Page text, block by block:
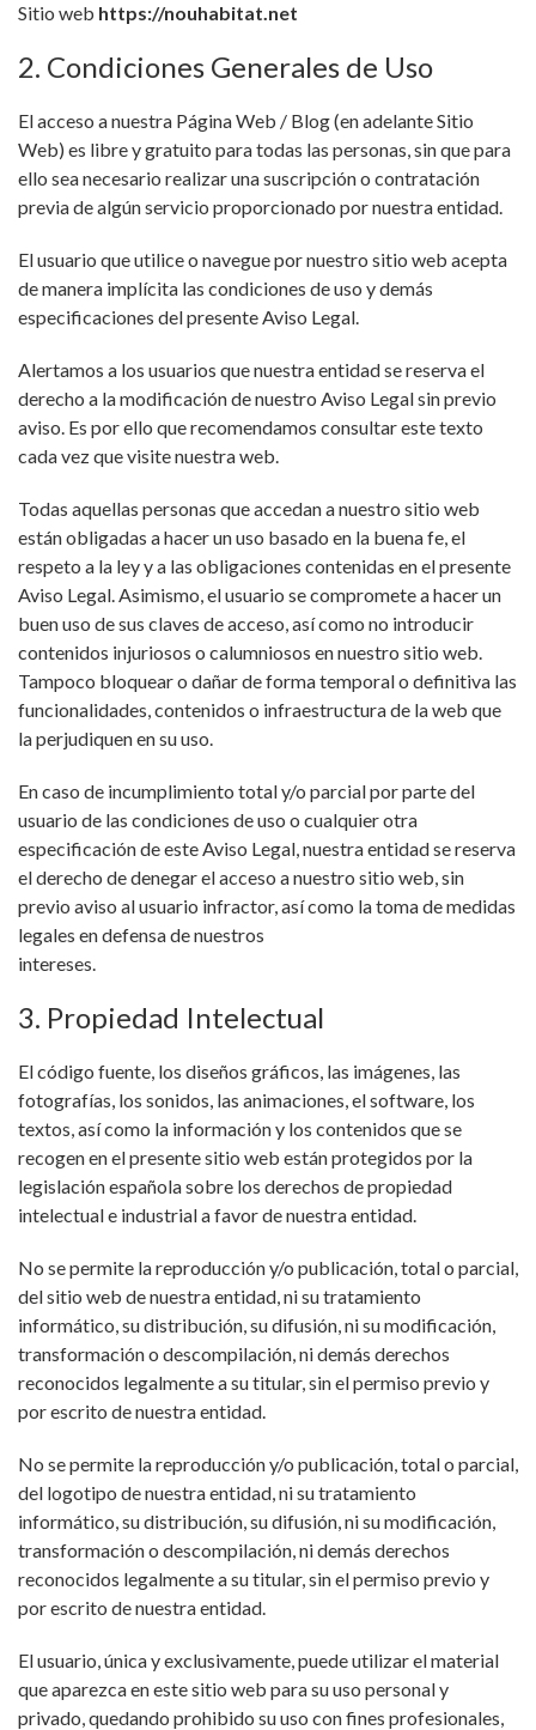
Sitio web https://nouhabitat.net
2. Condiciones Generales de Uso
El acceso a nuestra Página Web / Blog (en adelante Sitio
Web) es libre y gratuito para todas las personas, sin que para
ello sea necesario realizar una suscripción o contratación
previa de algún servicio proporcionado por nuestra entidad.
El usuario que utilice o navegue por nuestro sitio web acepta
de manera implícita las condiciones de uso y demás
especificaciones del presente Aviso Legal.
Alertamos a los usuarios que nuestra entidad se reserva el
derecho a la modificación de nuestro Aviso Legal sin previo
aviso. Es por ello que recomendamos consultar este texto
cada vez que visite nuestra web.
Todas aquellas personas que accedan a nuestro sitio web
están obligadas a hacer un uso basado en la buena fe, el
respeto a la ley y a las obligaciones contenidas en el presente
Aviso Legal. Asimismo, el usuario se compromete a hacer un
buen uso de sus claves de acceso, así como no introducir
contenidos injuriosos o calumniosos en nuestro sitio web.
Tampoco bloquear o dañar de forma temporal o definitiva las
funcionalidades, contenidos o infraestructura de la web que
la perjudiquen en su uso.
En caso de incumplimiento total y/o parcial por parte del
usuario de las condiciones de uso o cualquier otra
especificación de este Aviso Legal, nuestra entidad se reserva
el derecho de denegar el acceso a nuestro sitio web, sin
previo aviso al usuario infractor, así como la toma de medidas
legales en defensa de nuestros
intereses.
3. Propiedad Intelectual
El código fuente, los diseños gráficos, las imágenes, las
fotografías, los sonidos, las animaciones, el software, los
textos, así como la información y los contenidos que se
recogen en el presente sitio web están protegidos por la
legislación española sobre los derechos de propiedad
intelectual e industrial a favor de nuestra entidad.
No se permite la reproducción y/o publicación, total o parcial,
del sitio web de nuestra entidad, ni su tratamiento
informático, su distribución, su difusión, ni su modificación,
transformación o descompilación, ni demás derechos
reconocidos legalmente a su titular, sin el permiso previo y
por escrito de nuestra entidad.
No se permite la reproducción y/o publicación, total o parcial,
del logotipo de nuestra entidad, ni su tratamiento
informático, su distribución, su difusión, ni su modificación,
transformación o descompilación, ni demás derechos
reconocidos legalmente a su titular, sin el permiso previo y
por escrito de nuestra entidad.
El usuario, única y exclusivamente, puede utilizar el material
que aparezca en este sitio web para su uso personal y
privado, quedando prohibido su uso con fines profesionales,